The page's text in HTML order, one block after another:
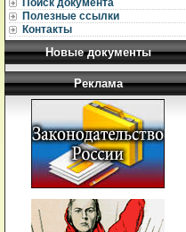
Поиск документа
Полезные ссылки
Контакты
Новые документы
Реклама